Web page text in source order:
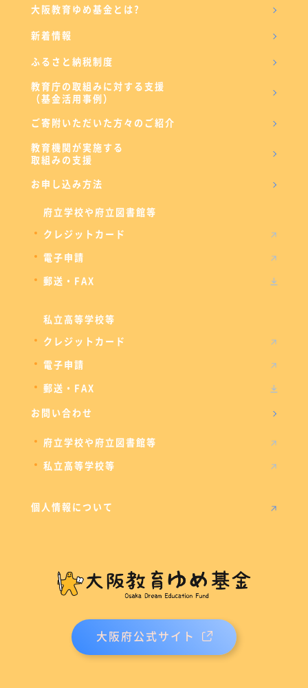
大阪教育ゆめ基金とは?
新着情報
ふるさと納税制度
教育庁の取組みに対する支援
（基金活用事例）
ご寄附いただいた方々のご紹介
教育機関が実施する
取組みの支援
お申し込み方法
府立学校や府立図書館等
クレジットカード
電子申請
郵送・FAX
私立高等学校等
クレジットカード
電子申請
郵送・FAX
お問い合わせ
府立学校や府立図書館等
私立高等学校等
個人情報について
大阪府公式サイト